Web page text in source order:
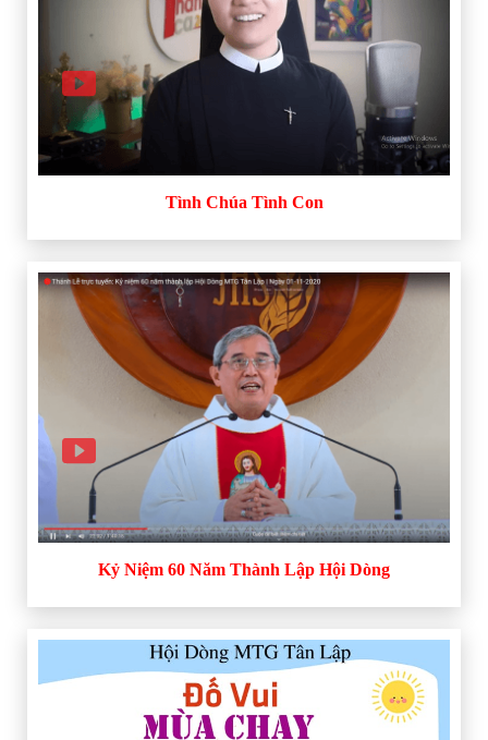
Tình Chúa Tình Con
Kỷ Niệm 60 Năm Thành Lập Hội Dòng